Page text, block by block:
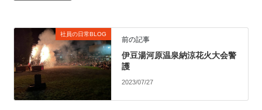
社員の日常BLOG
前の記事
伊豆湯河原温泉納涼花火大会警
護
2023/07/27